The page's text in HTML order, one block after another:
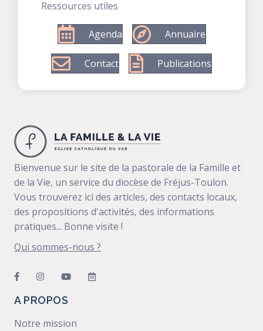
Ressources utiles
Agenda Annuaire
Contact Publications
Bienvenue sur le site de la pastorale de la Famille et
de la Vie, un service du diocèse de Fréjus-Toulon.
Vous trouverez ici des articles, des contacts locaux,
des propositions d'activités, des informations
pratiques... Bonne visite !
Qui sommes-nous ?
A PROPOS
Notre mission